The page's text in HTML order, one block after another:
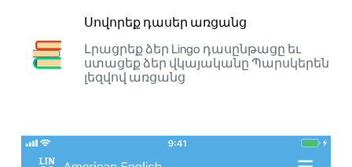
Սովորեք դասեր առցանց
Լրացրեք ձեր Lingo դասընթացը եւ
ստացեք ձեր վկայականը Պարսկերեն
լեզվով առցանց